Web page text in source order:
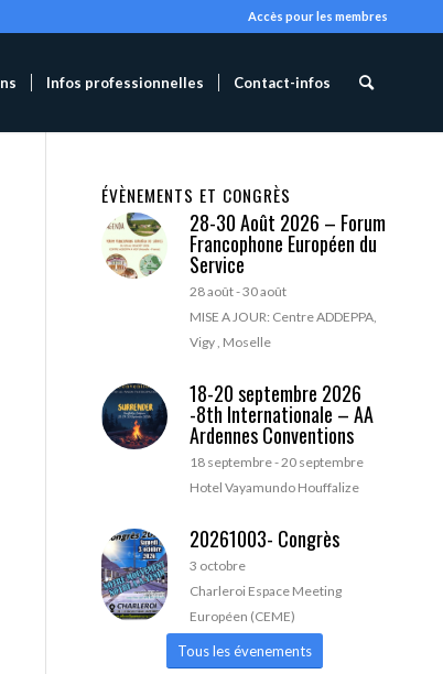
Accès pour les membres
Infos professionnelles Contact-infos
ÉVÈNEMENTS ET CONGRÈS
28-30 Août 2026 – Forum
Francophone Européen du
Service
28 août-30 août
MISE A JOUR: Centre ADDEPPA,
Vigy , Moselle
18-20 septembre 2026
-8th Internationale – AA
Ardennes Conventions
18 septembre-20 septembre
Hotel Vayamundo Houffalize
20261003- Congrès
3 octobre
Charleroi Espace Meeting
Européen (CEME)
Tous les évenements